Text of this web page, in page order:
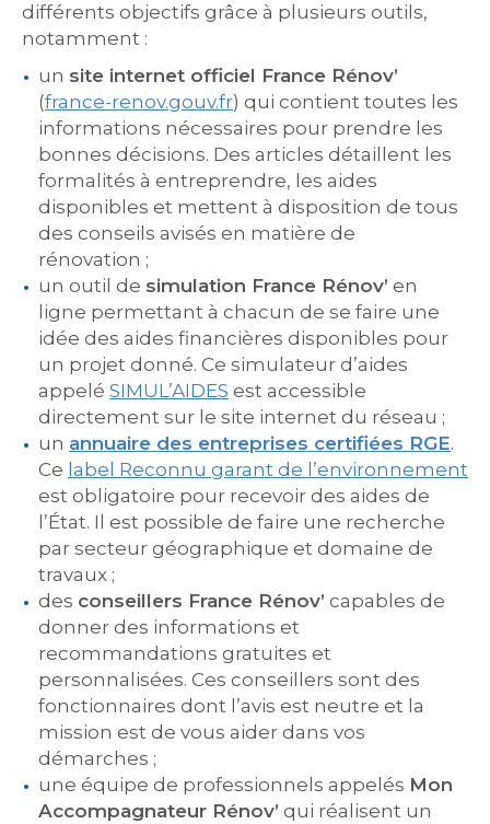
différents objectifs grâce à plusieurs outils,
notamment :
un site internet officiel France Rénov’
(france-renov.gouv.fr) qui contient toutes les
informations nécessaires pour prendre les
bonnes décisions. Des articles détaillent les
formalités à entreprendre, les aides
disponibles et mettent à disposition de tous
des conseils avisés en matière de
rénovation ;
un outil de simulation France Rénov’ en
ligne permettant à chacun de se faire une
idée des aides financières disponibles pour
un projet donné. Ce simulateur d’aides
appelé SIMUL’AIDES est accessible
directement sur le site internet du réseau ;
un annuaire des entreprises certifiées RGE.
Ce label Reconnu garant de l’environnement
est obligatoire pour recevoir des aides de
l’État. Il est possible de faire une recherche
par secteur géographique et domaine de
travaux ;
des conseillers France Rénov’ capables de
donner des informations et
recommandations gratuites et
personnalisées. Ces conseillers sont des
fonctionnaires dont l’avis est neutre et la
mission est de vous aider dans vos
démarches ;
une équipe de professionnels appelés Mon
Accompagnateur Rénov’ qui réalisent un